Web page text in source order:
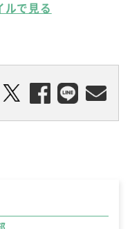
ルで見る